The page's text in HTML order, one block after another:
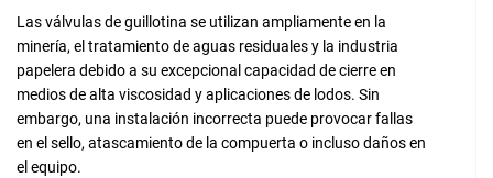
Las válvulas de guillotina se utilizan ampliamente en la
minería, el tratamiento de aguas residuales y la industria
papelera debido a su excepcional capacidad de cierre en
medios de alta viscosidad y aplicaciones de lodos. Sin
embargo, una instalación incorrecta puede provocar fallas
en el sello, atascamiento de la compuerta o incluso daños en
el equipo.